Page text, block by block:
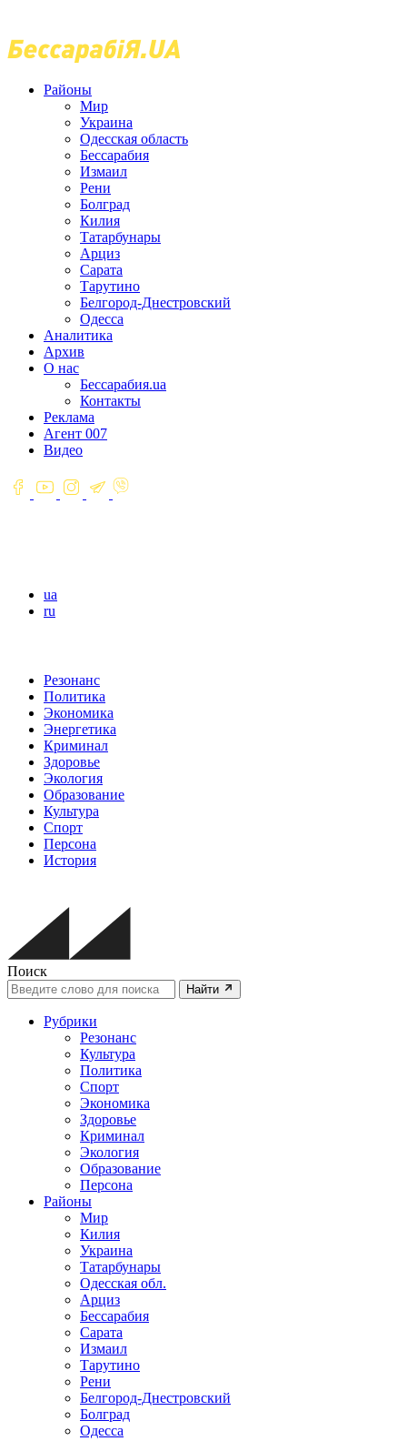
Районы
Мир
Украина
Одесская область
Бессарабия
Измаил
Рени
Болград
Килия
Татарбунары
Арциз
Сарата
Тарутино
Белгород-Днестровский
Одесса
Аналитика
Архив
О нас
Бессарабия.ua
Контакты
Реклама
Агент 007
Видео
ua
ru
Резонанс
Политика
Экономика
Энергетика
Криминал
Здоровье
Экология
Образование
Культура
Спорт
Персона
История
Поиск
Найти
Рубрики
Резонанс
Культура
Политика
Спорт
Экономика
Здоровье
Криминал
Экология
Образование
Персона
Районы
Мир
Килия
Украина
Татарбунары
Одесская обл.
Арциз
Бессарабия
Сарата
Измаил
Тарутино
Рени
Белгород-Днестровский
Болград
Одесса